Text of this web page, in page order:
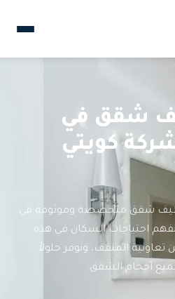
شقق في
كويتي
شقق متخصصة وموثوقة في
احتياجات السكان في هذه
تعاونية المنقف، ونوفر حلولاً
أحجام الشقق.